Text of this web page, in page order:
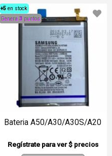
+5 en stock
Genera 3 puntos
Bateria A50/A30/A30S/A20
Regístrate para ver $ precios